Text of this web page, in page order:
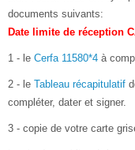
documents suivants:
Date limite de réception
1 - le Cerfa 11580*4 à
2 - le Tableau récapitulatif
compléter, dater et signer.
3 - copie de votre carte